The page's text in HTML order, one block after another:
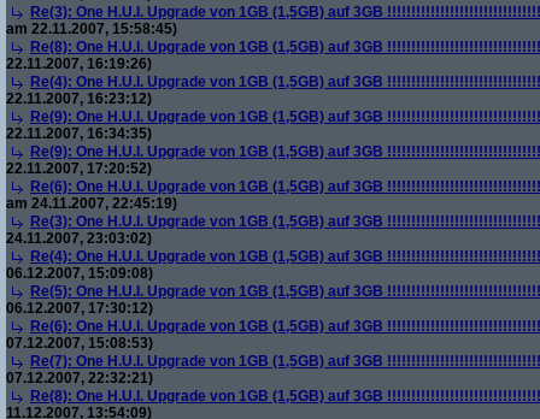
Re(3): One H.U.I. Upgrade von 1GB (1,5GB) auf 3GB
am 22.11.2007, 15:58:45)
Re(8): One H.U.I. Upgrade von 1GB (1,5GB) auf 3GB
22.11.2007, 16:19:26)
Re(4): One H.U.I. Upgrade von 1GB (1,5GB) auf 3GB
22.11.2007, 16:23:12)
Re(9): One H.U.I. Upgrade von 1GB (1,5GB) auf 3GB
22.11.2007, 16:34:35)
Re(9): One H.U.I. Upgrade von 1GB (1,5GB) auf 3GB
22.11.2007, 17:20:52)
Re(6): One H.U.I. Upgrade von 1GB (1,5GB) auf 3GB
am 24.11.2007, 22:45:19)
Re(3): One H.U.I. Upgrade von 1GB (1,5GB) auf 3GB
24.11.2007, 23:03:02)
Re(4): One H.U.I. Upgrade von 1GB (1,5GB) auf 3GB
06.12.2007, 15:09:08)
Re(5): One H.U.I. Upgrade von 1GB (1,5GB) auf 3GB
06.12.2007, 17:30:12)
Re(6): One H.U.I. Upgrade von 1GB (1,5GB) auf 3GB
07.12.2007, 15:08:53)
Re(7): One H.U.I. Upgrade von 1GB (1,5GB) auf 3GB
07.12.2007, 22:32:21)
Re(8): One H.U.I. Upgrade von 1GB (1,5GB) auf 3GB
11.12.2007, 13:54:09)